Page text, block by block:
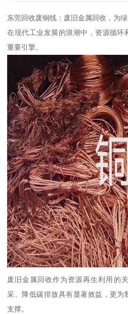
东莞回收废铜线：废旧金属回收，为
在现代工业发展的浪潮中，资源循环
重要引擎。
废旧金属回收作为资源再生利用的
采、降低碳排放具有显著效益，更为
支撑。